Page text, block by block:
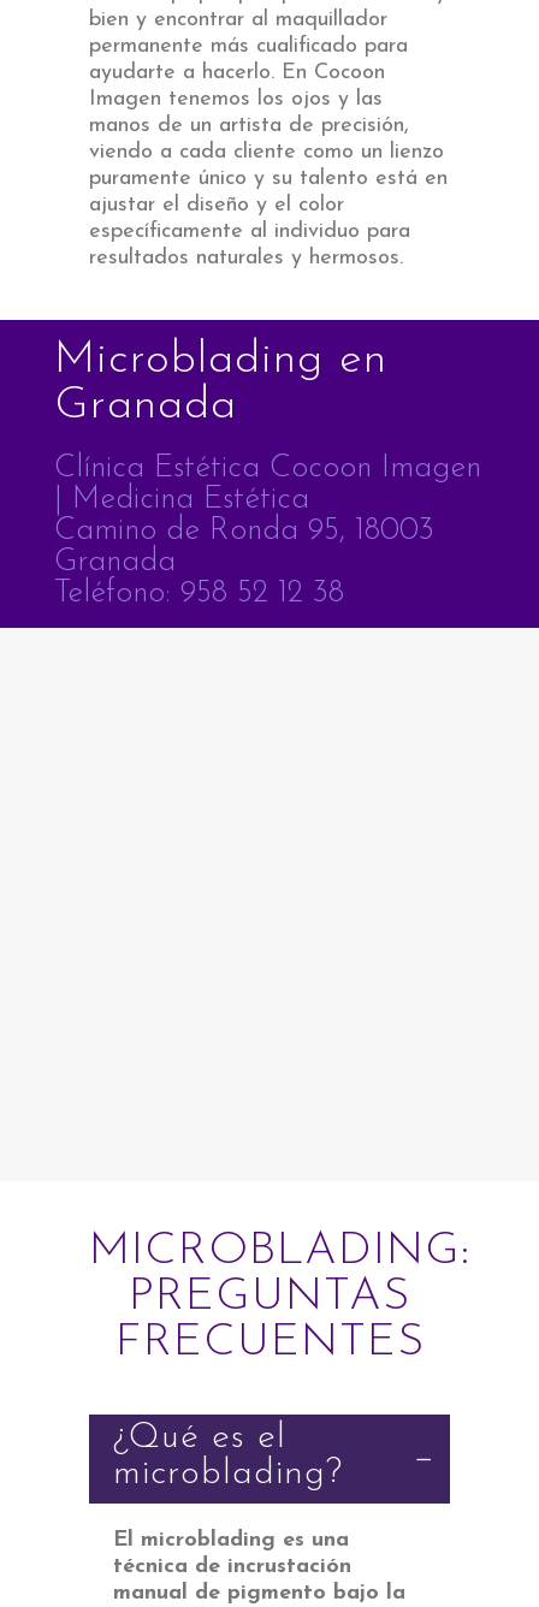
bien y encontrar al maquillador
permanente más cualificado para
ayudarte a hacerlo. En Cocoon
Imagen tenemos los ojos y las
manos de un artista de precisión,
viendo a cada cliente como un lienzo
puramente único y su talento está en
ajustar el diseño y el color
específicamente al individuo para
resultados naturales y hermosos.
Microblading en
Granada
Clínica Estética Cocoon Imagen
| Medicina Estética
Camino de Ronda 95, 18003
Granada
Teléfono: 958 52 12 38
MICROBLADING:
PREGUNTAS
FRECUENTES
¿Qué es el
microblading?
El microblading es una
técnica de incrustación
manual de pigmento bajo la